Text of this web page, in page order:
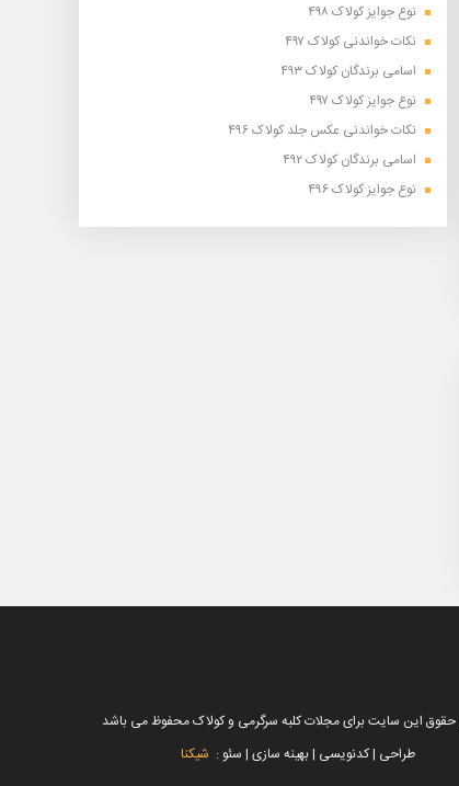
نوع جوایز کولاک ۴۹۸
نکات خواندنی کولاک ۴۹۷
اسامی برندگان کولاک ۴۹۳
نوع جوایز کولاک ۴۹۷
نکات خواندنی عکس جلد کولاک ۴۹۶
اسامی برندگان کولاک ۴۹۲
نوع جوایز کولاک ۴۹۶
حقوق این سایت برای مجلات کلبه سرگرمی و کولاک محفوظ می باشد
طراحی | کدنویسی | بهینه سازی | سئو : شیکنا